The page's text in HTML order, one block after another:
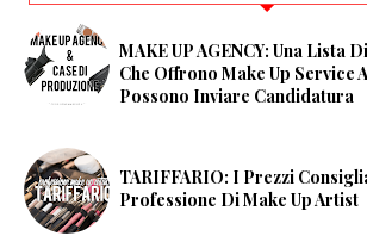
MAKE UP AGENCY: Una Lista
Che Offrono Make Up Service
Possono Inviare Candidatura
TARIFFARIO: I Prezzi
Professione Di Make Up Artist